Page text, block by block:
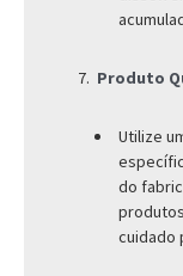
Produto
Utilize
do
cuidado